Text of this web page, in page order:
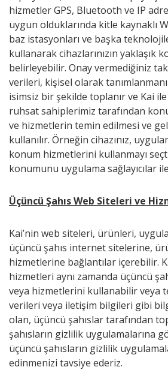
hizmetler GPS, Bluetooth ve IP
uygun olduklarında kitle kaynaklı
baz istasyonları ve başka
kullanarak cihazlarınızın yaklaşık
belirleyebilir. Onay vermediğiniz
verileri, kişisel olarak
isimsiz bir şekilde toplanır ve Kai ile
ruhsat sahiplerimiz tarafından
ve hizmetlerin temin edilmesi ve
kullanılır. Örneğin cihazınız,
konum hizmetlerini kullanmayı
konumunu uygulama sağlayıcılar
Üçüncü Şahıs Web Siteleri ve
Kai’nin web siteleri, ürünleri,
üçüncü şahıs internet sitelerine,
hizmetlerine bağlantılar içerebilir.
hizmetleri aynı zamanda üçüncü
veya hizmetlerini kullanabilir veya
verileri veya iletişim bilgileri gibi
olan, üçüncü şahıslar tarafından
şahısların gizlilik uygulamalarına
üçüncü şahısların gizlilik
edinmenizi tavsiye ederiz.